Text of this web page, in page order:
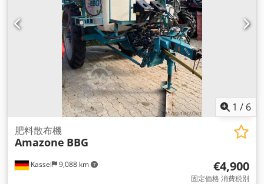
1 / 6
Kassel 9,088 km
肥料散布機
Amazone BBG
€4,900
固定価格 消費税別